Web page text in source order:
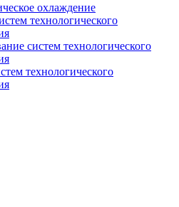
охлаждение
технологического
систем технологического
технологического